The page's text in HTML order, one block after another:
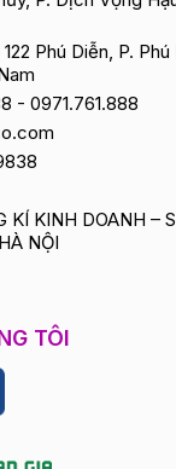
Phú Diễn, P.
- 0971.761.888
KINH DOANH –
NỘI
TÔI